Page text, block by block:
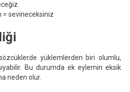
= sevineceksiniz
yüklemlerden biri olumlu,
Bu durumda ek eylemin eksik
neden olur.